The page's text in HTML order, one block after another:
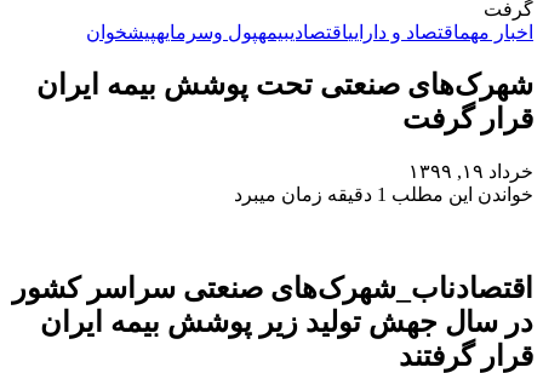
گرفت
اخبار مهماقتصاد و داراییاقتصادیبیمهپول وسرمایهپیشخوان
شهرک‌های صنعتی تحت پوشش بیمه ایران
قرار گرفت
خرداد ۱۹, ۱۳۹۹
خواندن این مطلب 1 دقیقه زمان میبرد
اقتصادناب_شهرک‌های صنعتی سراسر کشور
‌در سال جهش تولید زیر پوشش بیمه ایران
قرار گرفتند